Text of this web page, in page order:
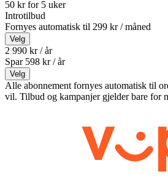
50 kr for 5 uker
Introtilbud
Fornyes automatisk til 299 kr / måned
Velg
2 990 kr / år
Spar 598 kr /år
Velg
Alle abonnement fornyes automatisk til
vil. Tilbud og kampanjer gjelder bare for